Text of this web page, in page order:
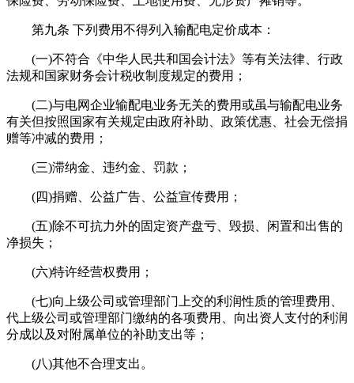
第九条 下列费用不得列入输配电定价成本：
(一)不符合《中华人民共和国会计法》等有关法律、行政
法规和国家财务会计税收制度规定的费用；
(二)与电网企业输配电业务无关的费用或虽与输配电业务
有关但按照国家有关规定由政府补助、政策优惠、社会无偿捐
赠等冲减的费用；
(三)滞纳金、违约金、罚款；
(四)捐赠、公益广告、公益宣传费用；
(五)除不可抗力外的固定资产盘亏、毁损、闲置和出售的
净损失；
(六)特许经营权费用；
(七)向上级公司或管理部门上交的利润性质的管理费用、
代上级公司或管理部门缴纳的各项费用、向出资人支付的利润
分成以及对附属单位的补助支出等；
(八)其他不合理支出。